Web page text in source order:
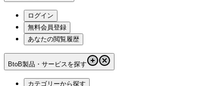
ログイン
無料会員登録
あなたの閲覧履歴
BtoB製品・サービスを探す
カテゴリーから探す